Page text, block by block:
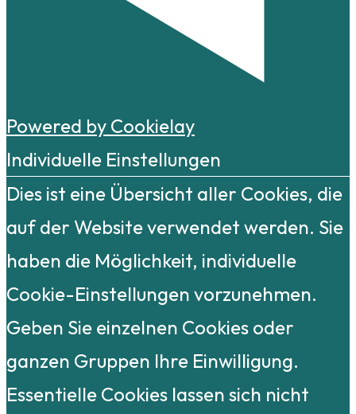
Powered by Cookielay
Individuelle Einstellungen
Dies ist eine Übersicht aller Cookies, die
auf der Website verwendet werden. Sie
haben die Möglichkeit, individuelle
Cookie-Einstellungen vorzunehmen.
Geben Sie einzelnen Cookies oder
ganzen Gruppen Ihre Einwilligung.
Essentielle Cookies lassen sich nicht